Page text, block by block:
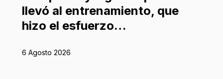
llevó al entrenamiento, que
hizo el esfuerzo…
6 Agosto 2026